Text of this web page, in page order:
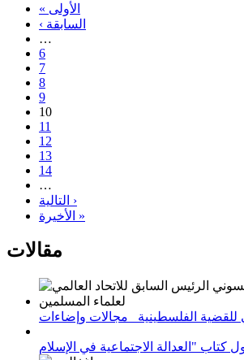
« الأولى
‹ السابقة
…
6
7
8
9
10
11
12
13
14
…
التالية ›
الأخيرة »
مقالات
للقضية الفلسطينية_ مجالات وإضاءات